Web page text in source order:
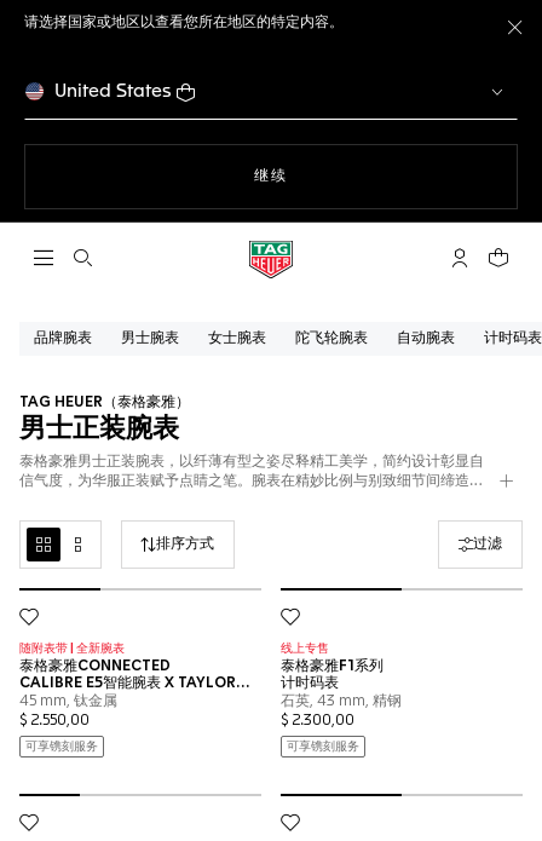
请选择国家或地区以查看您所在地区的特定内容。
United States
继续
打开搜索 My TAG您的